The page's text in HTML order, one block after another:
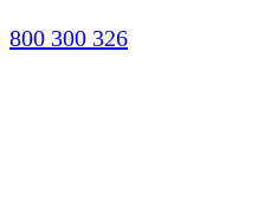
800 300 326